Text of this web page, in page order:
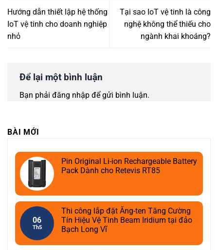
Hướng dẫn thiết lập hệ thống
IoT vệ tinh cho doanh nghiệp
nhỏ
Tại sao IoT vệ tinh là công
nghệ không thể thiếu cho
ngành khai khoáng?
Để lại một bình luận
Bạn phải đăng nhập để gửi bình luận.
BÀI MỚI
Pin Original Li-ion Rechargeable Battery
Pack Dành cho Retevis RT85
06
Th5
Thi công lắp đặt Ăng-ten Tăng Cường
Tín Hiệu Vệ Tinh Beam Iridium tại đảo
Bạch Long Vĩ